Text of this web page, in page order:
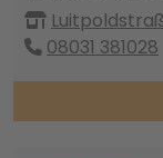
08031 381028